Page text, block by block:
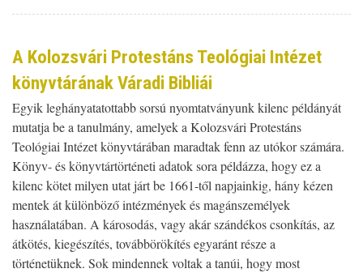
A Kolozsvári Protestáns Teológiai Intézet
könyvtárának Váradi Bibliái
Egyik leghányatatottabb sorsú nyomtatványunk kilenc példányát
mutatja be a tanulmány, amelyek a Kolozsvári Protestáns
Teológiai Intézet könyvtárában maradtak fenn az utókor számára.
Könyv- és könyvtártörténeti adatok sora példázza, hogy ez a
kilenc kötet milyen utat járt be 1661-től napjainkig, hány kézen
mentek át különböző intézmények és magánszemélyek
használatában. A károsodás, vagy akár szándékos csonkítás, az
átkötés, kiegészítés, továbbörökítés egyaránt része a
történetüknek. Sok mindennek voltak a tanúi, hogy most